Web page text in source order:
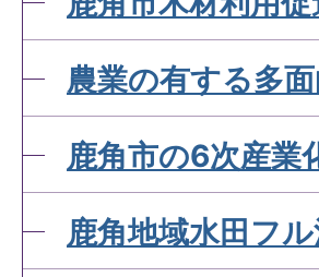
農業の有する多
鹿角市の6次産業
鹿角地域水田フ